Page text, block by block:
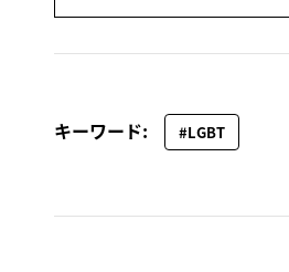
キーワード: #LGBT